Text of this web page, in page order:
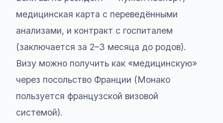
медицинская карта с переведёнными
анализами, и контракт с госпиталем
(заключается за 2–3 месяца до родов).
Визу можно получить как «медицинскую»
через посольство Франции (Монако
пользуется французской визовой
системой).